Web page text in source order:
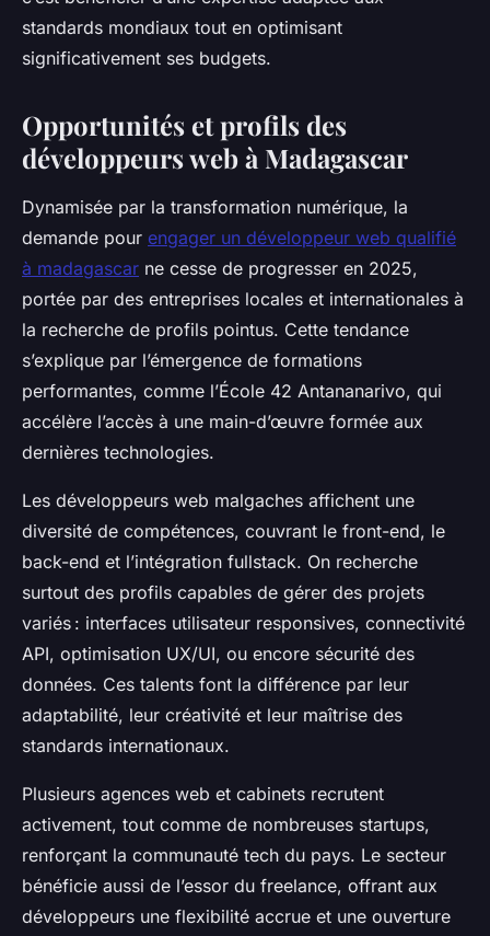
standards mondiaux tout en optimisant
significativement ses budgets.
Opportunités et profils des
développeurs web à Madagascar
Dynamisée par la transformation numérique, la
demande pour engager un développeur web qualifié
à madagascar ne cesse de progresser en 2025,
portée par des entreprises locales et internationales à
la recherche de profils pointus. Cette tendance
s’explique par l’émergence de formations
performantes, comme l’École 42 Antananarivo, qui
accélère l’accès à une main-d’œuvre formée aux
dernières technologies.
Les développeurs web malgaches affichent une
diversité de compétences, couvrant le front-end, le
back-end et l’intégration fullstack. On recherche
surtout des profils capables de gérer des projets
variés : interfaces utilisateur responsives, connectivité
API, optimisation UX/UI, ou encore sécurité des
données. Ces talents font la différence par leur
adaptabilité, leur créativité et leur maîtrise des
standards internationaux.
Plusieurs agences web et cabinets recrutent
activement, tout comme de nombreuses startups,
renforçant la communauté tech du pays. Le secteur
bénéficie aussi de l’essor du freelance, offrant aux
développeurs une flexibilité accrue et une ouverture